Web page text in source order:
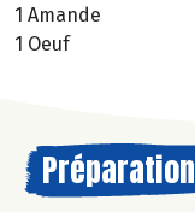
1 Amande
1 Oeuf
Préparation